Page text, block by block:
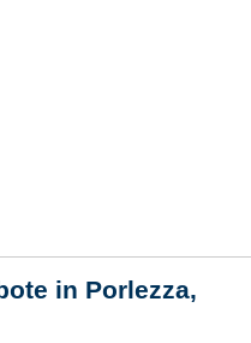
in Porlezza,